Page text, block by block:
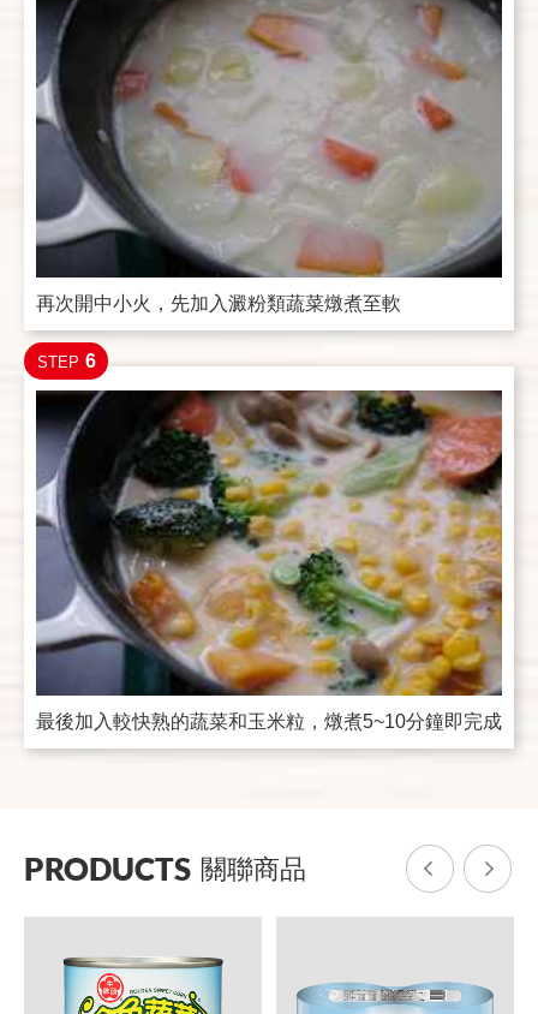
再次開中小火，先加入澱粉類蔬菜燉煮至軟
STEP 6
最後加入較快熟的蔬菜和玉米粒，燉煮5~10分鐘即完成
PRODUCTS 關聯商品